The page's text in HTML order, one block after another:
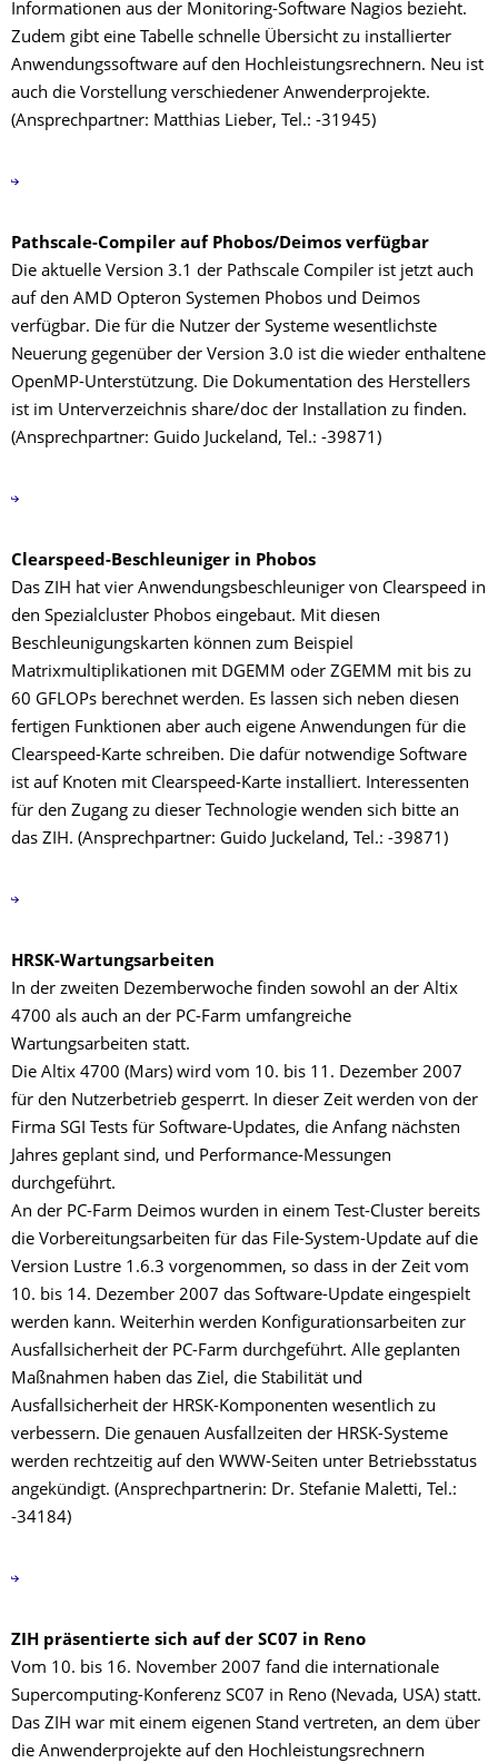
Informationen aus der Monitoring-Software Nagios bezieht.
Zudem gibt eine Tabelle schnelle Übersicht zu installierter
Anwendungssoftware auf den Hochleistungsrechnern. Neu ist
auch die Vorstellung verschiedener Anwenderprojekte.
(Ansprechpartner: Matthias Lieber, Tel.: -31945)
Pathscale-Compiler auf Phobos/Deimos verfügbar
Die aktuelle Version 3.1 der Pathscale Compiler ist jetzt auch
auf den AMD Opteron Systemen Phobos und Deimos
verfügbar. Die für die Nutzer der Systeme wesentlichste
Neuerung gegenüber der Version 3.0 ist die wieder enthaltene
OpenMP-Unterstützung. Die Dokumentation des Herstellers
ist im Unterverzeichnis share/doc der Installation zu finden.
(Ansprechpartner: Guido Juckeland, Tel.: -39871)
Clearspeed-Beschleuniger in Phobos
Das ZIH hat vier Anwendungsbeschleuniger von Clearspeed in
den Spezialcluster Phobos eingebaut. Mit diesen
Beschleunigungskarten können zum Beispiel
Matrixmultiplikationen mit DGEMM oder ZGEMM mit bis zu
60 GFLOPs berechnet werden. Es lassen sich neben diesen
fertigen Funktionen aber auch eigene Anwendungen für die
Clearspeed-Karte schreiben. Die dafür notwendige Software
ist auf Knoten mit Clearspeed-Karte installiert. Interessenten
für den Zugang zu dieser Technologie wenden sich bitte an
das ZIH. (Ansprechpartner: Guido Juckeland, Tel.: -39871)
HRSK-Wartungsarbeiten
In der zweiten Dezemberwoche finden sowohl an der Altix
4700 als auch an der PC-Farm umfangreiche
Wartungsarbeiten statt.
Die Altix 4700 (Mars) wird vom 10. bis 11. Dezember 2007
für den Nutzerbetrieb gesperrt. In dieser Zeit werden von der
Firma SGI Tests für Software-Updates, die Anfang nächsten
Jahres geplant sind, und Performance-Messungen
durchgeführt.
An der PC-Farm Deimos wurden in einem Test-Cluster bereits
die Vorbereitungsarbeiten für das File-System-Update auf die
Version Lustre 1.6.3 vorgenommen, so dass in der Zeit vom
10. bis 14. Dezember 2007 das Software-Update eingespielt
werden kann. Weiterhin werden Konfigurationsarbeiten zur
Ausfallsicherheit der PC-Farm durchgeführt. Alle geplanten
Maßnahmen haben das Ziel, die Stabilität und
Ausfallsicherheit der HRSK-Komponenten wesentlich zu
verbessern. Die genauen Ausfallzeiten der HRSK-Systeme
werden rechtzeitig auf den WWW-Seiten unter Betriebsstatus
angekündigt. (Ansprechpartnerin: Dr. Stefanie Maletti, Tel.:
-34184)
ZIH präsentierte sich auf der SC07 in Reno
Vom 10. bis 16. November 2007 fand die internationale
Supercomputing-Konferenz SC07 in Reno (Nevada, USA) statt.
Das ZIH war mit einem eigenen Stand vertreten, an dem über
die Anwenderprojekte auf den Hochleistungsrechnern